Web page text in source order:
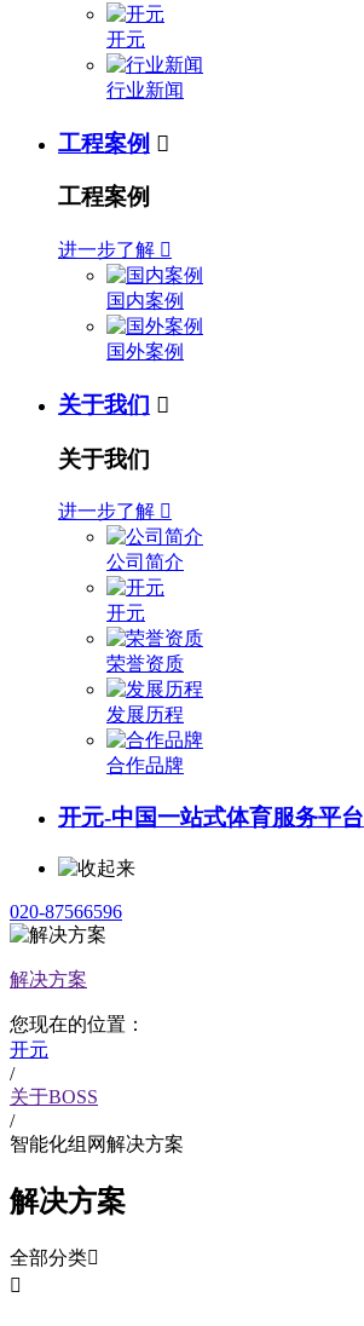
开元
行业新闻
工程案例 
工程案例
进一步了解 
国内案例
国外案例
关于我们 
关于我们
进一步了解 
公司简介
开元
荣誉资质
发展历程
合作品牌
开元-中国一站式体育服务平台
020-87566596
解决方案
您现在的位置：
开元
/
关于BOSS
/
智能化组网解决方案
解决方案
全部分类
